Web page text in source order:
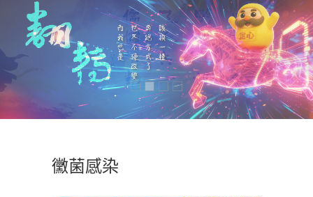
黴菌感染